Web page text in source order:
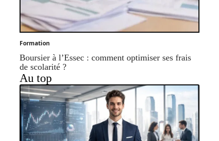
Formation
Boursier à l’Essec : comment optimiser ses frais
de scolarité ?
Au top